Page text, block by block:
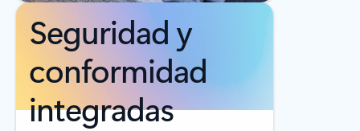
Seguridad y
conformidad
integradas